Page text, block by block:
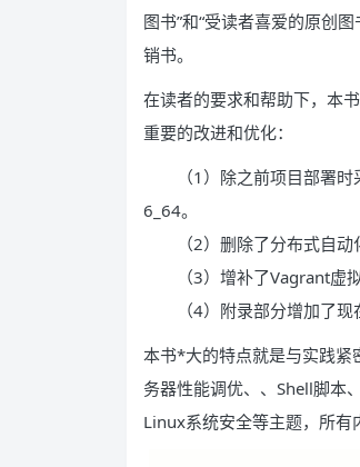
图书”和“受读者喜爱的原创
销书。
在读者的要求和帮助下，本
重要的改进和优化：
（1）除之前项目部署时
6_64。
（2）删除了分布式自动化
（3）增补了Vagrant虚拟
（4）附录部分增加了现在
本书*大的特点就是与实践紧
务器性能调优、、Shell脚本
Linux系统安全等主题，所有